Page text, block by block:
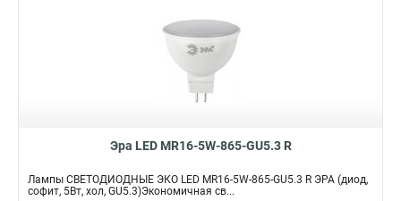
Эра LED MR16-5W-865-GU5.3 R
Лампы СВЕТОДИОДНЫЕ ЭКО LED MR16-5W-865-GU5.3 R ЭРА (диод,
софит, 5Вт, хол, GU5.3)Экономичная св...